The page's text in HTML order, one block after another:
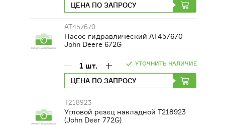
ЦЕНА ПО ЗАПРОСУ
AT457670
Насос гидравлический AT457670
John Deere 672G
УТОЧНИТЬ НАЛИЧИЕ
1 шт.
ЦЕНА ПО ЗАПРОСУ
T218923
Угловой резец накладной T218923
(John Deer 772G)